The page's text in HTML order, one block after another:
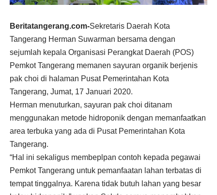
Beritatangerang.com-Sekretaris Daerah Kota
Tangerang Herman Suwarman bersama dengan
sejumlah kepala Organisasi Perangkat Daerah (POS)
Pemkot Tangerang memanen sayuran organik berjenis
pak choi di halaman Pusat Pemerintahan Kota
Tangerang, Jumat, 17 Januari 2020.
Herman menuturkan, sayuran pak choi ditanam
menggunakan metode hidroponik dengan memanfaatkan
area terbuka yang ada di Pusat Pemerintahan Kota
Tangerang.
“Hal ini sekaligus membeplpan contoh kepada pegawai
Pemkot Tangerang untuk pemanfaatan lahan terbatas di
tempat tinggalnya. Karena tidak butuh lahan yang besar